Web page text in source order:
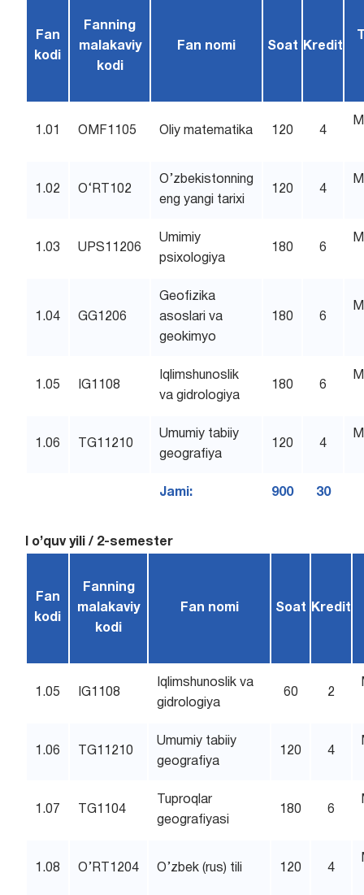
Fan
kodi
Fanning
malakaviy
kodi
Fan nomi Soat Kredit
1.01 OMF1105 Oliy matematika 120 4
1.02 O‘RT102
O’zbekistonning
eng yangi tarixi
120 4
1.03 UPS11206
Umimiy
psixologiya
180 6
1.04 GG1206
Geofizika
asoslari va
geokimyo
180 6
1.05 IG1108
Iqlimshunoslik
va gidrologiya
180 6
1.06 TG11210
Umumiy tabiiy
geografiya
120 4
Jami: 900 30
I o’quv yili / 2-semester
Fan
kodi
Fanning
malakaviy
kodi
Fan nomi Soat Kredit
1.05 IG1108
Iqlimshunoslik va
gidrologiya
60 2
1.06 TG11210
Umumiy tabiiy
geografiya
120 4
1.07 TG1104
Tuproqlar
geografiyasi
180 6
1.08 O’RT1204 O’zbek (rus) tili 120 4